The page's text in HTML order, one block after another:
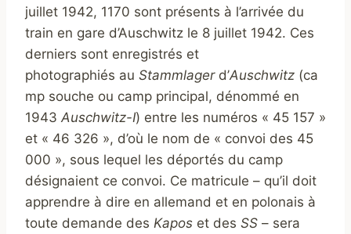
juillet 1942, 1170 sont présents à l’arrivée du
train en gare d’Auschwitz le 8 juillet 1942. Ces
derniers sont enregistrés et
photographiés au Stammlagerd’Auschwitz (ca
mp souche ou camp principal, dénommé en
1943 Auschwitz-I) entre les numéros « 45 157 »
et « 46 326 », d’où le nom de « convoi des 45
000 », sous lequel les déportés du camp
désignaient ce convoi. Ce matricule – qu’il doit
apprendre à dire en allemand et en polonais à
toute demande des Kapos et des SS – sera